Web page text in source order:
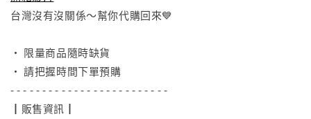
台灣沒有沒關係～幫你代購回來💙
• 限量商品隨時缺貨
• 請把握時間下單預購
- - - - - - - - - - - - - - - - - - - - - - - - -
┃販售資訊┃